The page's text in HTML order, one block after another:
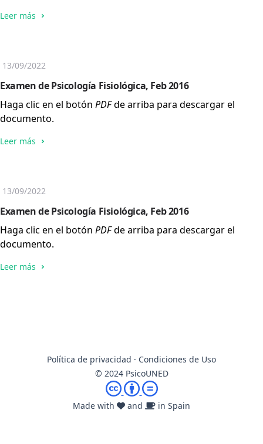
Leer más
Examen de Psicología Fisiológica, Feb 2016
13/09/2022
Haga clic en el botón PDFde arriba para descargar el
documento.
Leer más
Examen de Psicología Fisiológica, Feb 2016
13/09/2022
Haga clic en el botón PDFde arriba para descargar el
documento.
Leer más
Política de privacidad · Condiciones de Uso
© 2024 PsicoUNED
Made with and in Spain